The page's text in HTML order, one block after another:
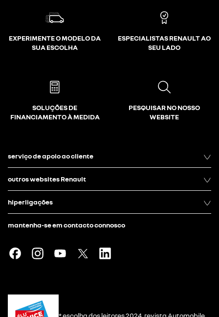
EXPERIMENTE O MODELO DA
SUA ESCOLHA
ESPECIALISTAS RENAULT AO
SEU LADO
SOLUÇÕES DE
FINANCIAMENTO À MEDIDA
PESQUISAR NO NOSSO
WEBSITE
serviço de apoio ao cliente
outros websites Renault
hiperligações
mantenha-se em contacto connosco
* escolha dos leitores 2024, revista Automobile